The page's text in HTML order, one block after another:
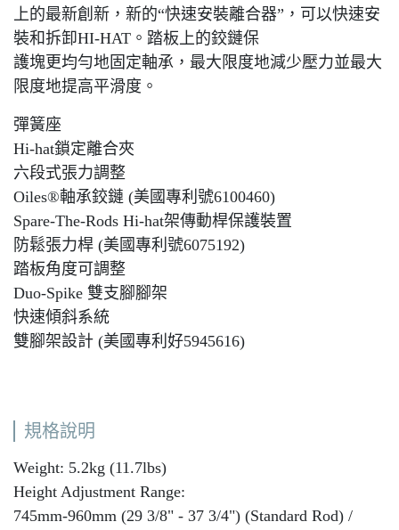
上的最新創新，新的“快速安裝離合器”，可以快速安
裝和拆卸HI-HAT。踏板上的鉸鏈保
護塊更均勻地固定軸承，最大限度地減少壓力並最大
限度地提高平滑度。
彈簧座
Hi-hat鎖定離合夾
六段式張力調整
Oiles®軸承鉸鏈 (美國專利號6100460)
Spare-The-Rods Hi-hat架傳動桿保護裝置
防鬆張力桿 (美國專利號6075192)
踏板角度可調整
Duo-Spike 雙支腳腳架
快速傾斜系統
雙腳架設計 (美國專利好5945616)
規格說明
Weight: 5.2kg (11.7lbs)
Height Adjustment Range:
745mm-960mm (29 3/8" - 37 3/4") (Standard Rod) /